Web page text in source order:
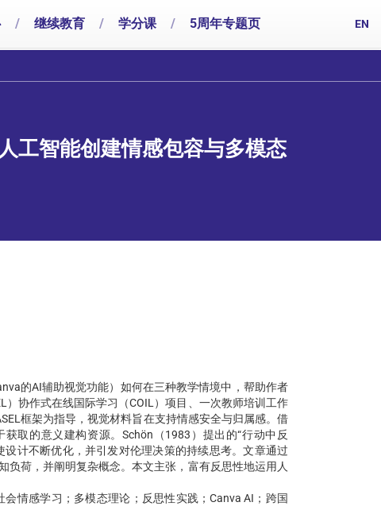
/ 继续教育 / 学分课 / 5周年专题页 EN
工智能创建情感包容与多模态
的AI辅助视觉功能）如何在三种教学情境中，帮助作者
协作式在线国际学习（COIL）项目、一次教师培训工作
框架为指导，视觉材料旨在支持情感安全与归属感。借
取的意义建构资源。Schön（1983）提出的“行动中反
计不断优化，并引发对伦理决策的持续思考。文章通过
荷，并阐明复杂概念。本文主张，富有反思性地运用人
情感学习；多模态理论；反思性实践；Canva AI；跨国